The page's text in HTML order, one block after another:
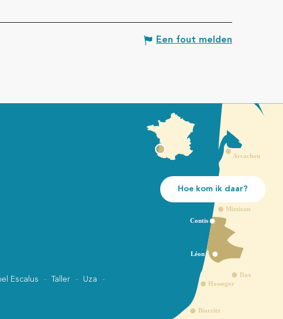
Een fout melden
Hoe kom ik daar?
Escalus Taller
Uza